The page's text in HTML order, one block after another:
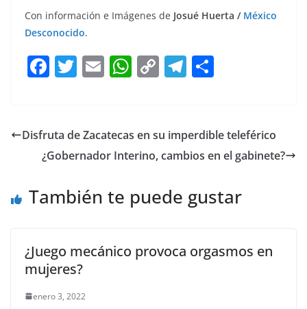
Con información e Imágenes de ​ Josué Huerta / México
Desconocido.
F
e
b
o
T
er
E
l
W
s
A
p
C
y
Li
k
T
gr
a
e
Disfruta de Zacatecas en su imperdible teleférico
¿Gobernador Interino, cambios en el gabinete?
También te puede gustar
¿Juego mecánico provoca orgasmos en
mujeres?
enero 3, 2022